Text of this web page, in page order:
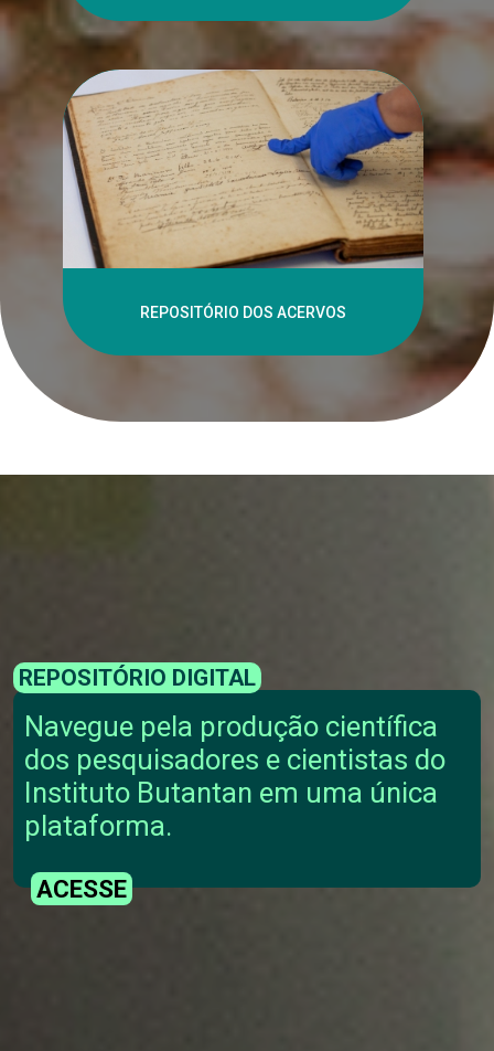
REPOSITÓRIO DOS ACERVOS
REPOSITÓRIO DIGITAL
Navegue pela produção científica
dos pesquisadores e cientistas do
Instituto Butantan em uma única
plataforma.
ACESSE